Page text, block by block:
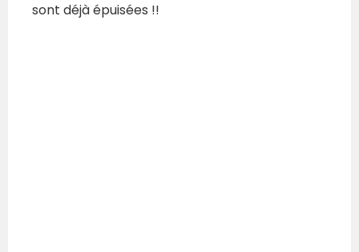
sont déjà épuisées !!